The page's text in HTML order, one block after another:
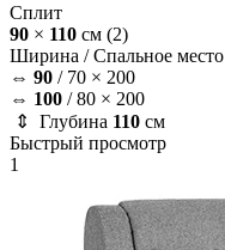
Сплит
90 × 110 см (2)
Ширина /Спальное место
⇔ 90 / 70 × 200
⇔ 100 /80 × 200
⇕ Глубина 110 см
Быстрый просмотр
1